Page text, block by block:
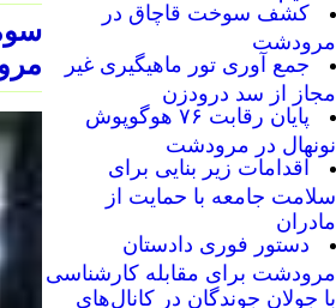
کشف سوخت قاچاق در
مرودشت
جمع آوری تور ماهیگیری غیر
مجاز از سد درودزن
پایان رقابت‌ ۷۶ هوگوپوش
نونهال در مرودشت
اقدامات زیر بنایی برای
سلامت جامعه با حمایت از
مادران
دستور فوری دادستان
مرودشت برای مقابله کارشناسی
با جولان جوندگان در کانال‌های